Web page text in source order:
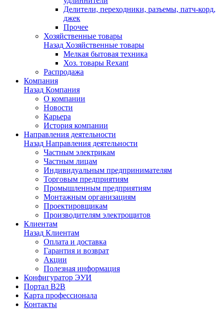
Делители, переходники, разъемы, патч-корд,
джек
Прочее
Хозяйственные товары
Назад Хозяйственные товары
Мелкая бытовая техника
Хоз. товары Rexant
Распродажа
Компания
Назад Компания
О компании
Новости
Карьера
История компании
Направления деятельности
Назад Направления деятельности
Частным электрикам
Частным лицам
Индивидуальным предпринимателям
Торговым предприятиям
Промышленным предприятиям
Монтажным организациям
Проектировщикам
Производителям электрощитов
Клиентам
Назад Клиентам
Оплата и доставка
Гарантия и возврат
Акции
Полезная информация
Конфигуратор ЭУИ
Портал B2B
Карта профессионала
Контакты